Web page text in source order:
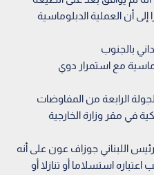
إلى أن العملية الدبلوماسية
بالجنوب
مع استمرار دوي
الرابعة من المفاوضات
في مقر وزارة الخارجية
اللبناني جوزاف عون على أنه
اعتباره استسلاما أو تنازلا أو